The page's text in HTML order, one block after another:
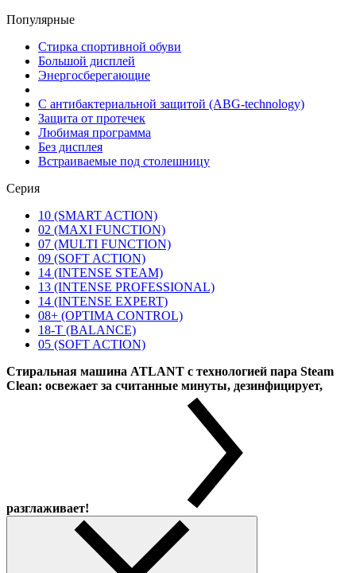
Популярные
Стирка спортивной обуви
Большой дисплей
Энергосберегающие
С антибактериальной защитой (ABG-technology)
Защита от протечек
Любимая программа
Без дисплея
Встраиваемые под столешницу
Серия
10 (SMART ACTION)
02 (MAXI FUNCTION)
07 (MULTI FUNCTION)
09 (SOFT ACTION)
14 (INTENSE STEAM)
13 (INTENSE PROFESSIONAL)
14 (INTENSE EXPERT)
08+ (OPTIMA CONTROL)
18-T (BALANCE)
05 (SOFT ACTION)
Стиральная машина ATLANT с технологией пара Steam
Clean: освежает за считанные минуты, дезинфицирует,
разглаживает!